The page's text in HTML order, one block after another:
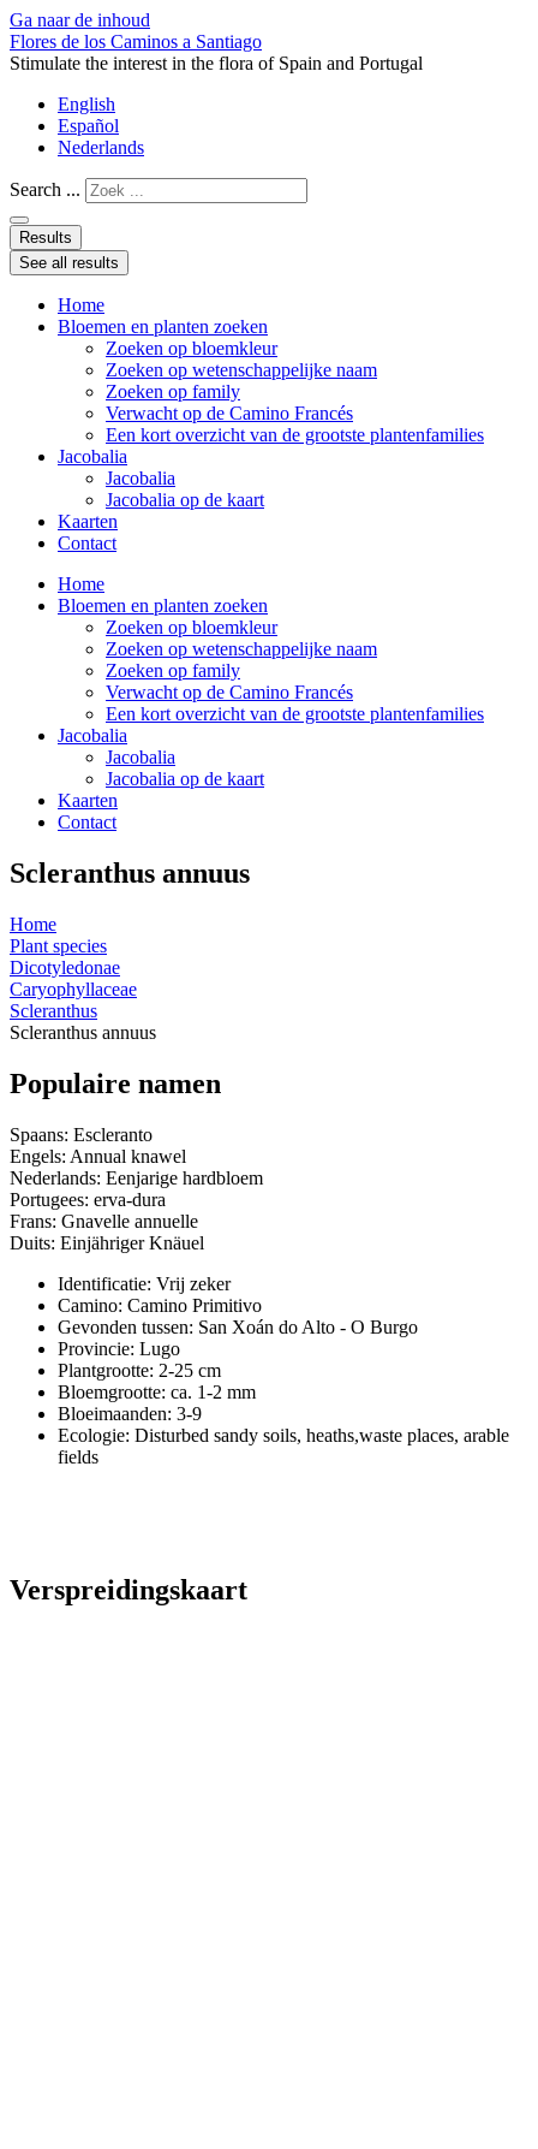
Ga naar de inhoud
Flores de los Caminos a Santiago
Stimulate the interest in the flora of Spain and Portugal
English
Español
Nederlands
Search ...
Results
See all results
Home
Bloemen en planten zoeken
Zoeken op bloemkleur
Zoeken op wetenschappelijke naam
Zoeken op family
Verwacht op de Camino Francés
Een kort overzicht van de grootste plantenfamilies
Jacobalia
Jacobalia
Jacobalia op de kaart
Kaarten
Contact
Home
Bloemen en planten zoeken
Zoeken op bloemkleur
Zoeken op wetenschappelijke naam
Zoeken op family
Verwacht op de Camino Francés
Een kort overzicht van de grootste plantenfamilies
Jacobalia
Jacobalia
Jacobalia op de kaart
Kaarten
Contact
Scleranthus annuus
Home
Plant species
Dicotyledonae
Caryophyllaceae
Scleranthus
Scleranthus annuus
Populaire namen
Spaans: Escleranto
Engels: Annual knawel
Nederlands: Eenjarige hardbloem
Portugees: erva-dura
Frans: Gnavelle annuelle
Duits: Einjähriger Knäuel
Identificatie: Vrij zeker
Camino: Camino Primitivo
Gevonden tussen: San Xoán do Alto - O Burgo
Provincie: Lugo
Plantgrootte: 2-25 cm
Bloemgrootte: ca. 1-2 mm
Bloeimaanden: 3-9
Ecologie: Disturbed sandy soils, heaths,waste places, arable
fields
Verspreidingskaart